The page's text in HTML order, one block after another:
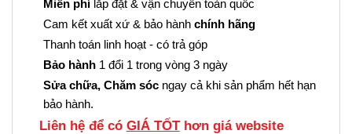
Miễn phílắp đặt & vận chuyển toàn quốc
Cam kết xuất xứ & bảo hành chính hãng
Thanh toán linh hoạt - có trả góp
Bảo hành 1 đổi 1 trong vòng 3 ngày
Sửa chữa, Chăm sóc ngay cả khi sản phẩm hết hạn
bảo hành.
Liên hệ để có GIÁ TỐThơn giá website